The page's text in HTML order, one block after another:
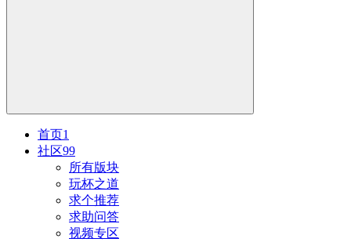
首页1
社区99
所有版块
玩杯之道
求个推荐
求助问答
视频专区